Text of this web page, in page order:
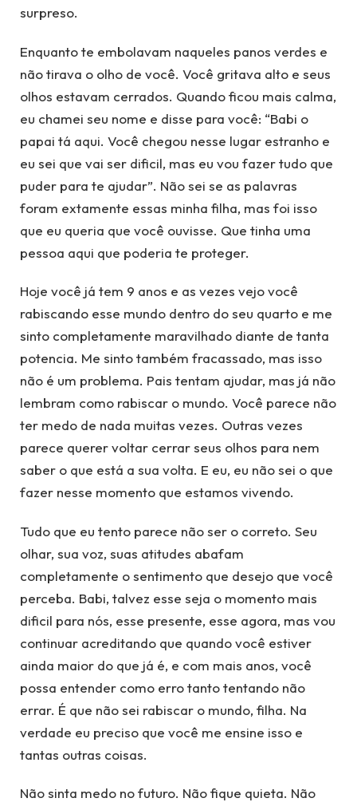
surpreso.
Enquanto te embolavam naqueles panos verdes e
não tirava o olho de você. Você gritava alto e seus
olhos estavam cerrados. Quando ficou mais calma,
eu chamei seu nome e disse para você: “Babi o
papai tá aqui. Você chegou nesse lugar estranho e
eu sei que vai ser dificil, mas eu vou fazer tudo que
puder para te ajudar”. Não sei se as palavras
foram extamente essas minha filha, mas foi isso
que eu queria que você ouvisse. Que tinha uma
pessoa aqui que poderia te proteger.
Hoje você já tem 9 anos e as vezes vejo você
rabiscando esse mundo dentro do seu quarto e me
sinto completamente maravilhado diante de tanta
potencia. Me sinto também fracassado, mas isso
não é um problema. Pais tentam ajudar, mas já não
lembram como rabiscar o mundo. Você parece não
ter medo de nada muitas vezes. Outras vezes
parece querer voltar cerrar seus olhos para nem
saber o que está a sua volta. E eu, eu não sei o que
fazer nesse momento que estamos vivendo.
Tudo que eu tento parece não ser o correto. Seu
olhar, sua voz, suas atitudes abafam
completamente o sentimento que desejo que você
perceba. Babi, talvez esse seja o momento mais
dificil para nós, esse presente, esse agora, mas vou
continuar acreditando que quando você estiver
ainda maior do que já é, e com mais anos, você
possa entender como erro tanto tentando não
errar. É que não sei rabiscar o mundo, filha. Na
verdade eu preciso que você me ensine isso e
tantas outras coisas.
Não sinta medo no futuro. Não fique quieta. Não